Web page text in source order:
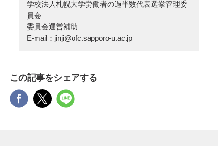
学校法人札幌大学労働者の過半数代表選挙管理委
員会
委員会運営補助
E-mail： jinji@ofc.sapporo-u.ac.jp
この記事をシェアする